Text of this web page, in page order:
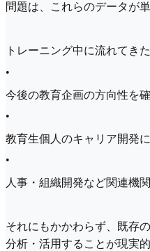
問題は、これらのデータが
トレーニング中に流れてき
•
今後の教育企画の方向性を
•
教育生個人のキャリア開発
•
人事・組織開発など関連機
それにもかかわらず、既存
分析・活用することが現実